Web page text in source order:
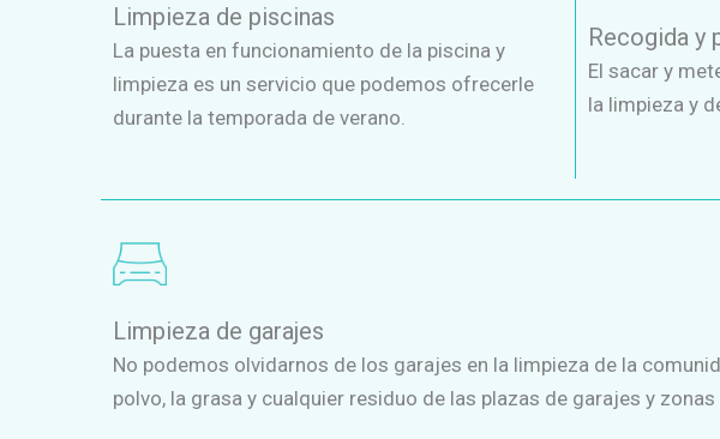
Limpieza de piscinas
La puesta en funcionamiento de la piscina y
limpieza es un servicio que podemos ofrecerle
durante la temporada de verano.
Recogida y
El sacar y
la limpieza y
Limpieza de garajes
No podemos olvidarnos de los garajes en la limpieza de la
polvo, la grasa y cualquier residuo de las plazas de garajes y